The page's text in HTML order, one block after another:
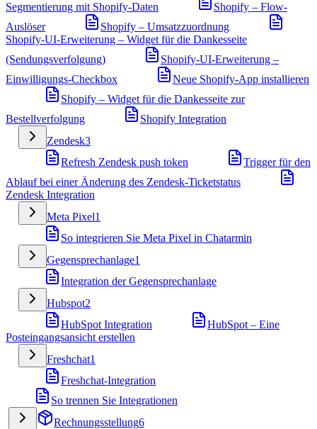
Segmentierung mit Shopify-Daten
Shopify – Flow-
Auslöser
Shopify – Umsatzzuordnung
Shopify-UI-Erweiterung – Widget für die Dankesseite
(Sendungsverfolgung)
Shopify-UI-Erweiterung –
Einwilligungs-Checkbox
Neue Shopify-App installieren
Shopify – Widget für die Dankesseite zur
Bestellverfolgung
Shopify Integration
Zendesk3
Refresh Zendesk push token
Trigger für den
Ablauf bei einer Änderung des Zendesk-Ticketstatus
Zendesk Integration
Meta Pixel1
So integrieren Sie Meta Pixel in Chatarmin
Gegensprechanlage1
Integration der Gegensprechanlage
Hubspot2
HubSpot Integration
HubSpot – Eine
Posteingangsansicht erstellen
Freshchat1
Freshchat-Integration
So trennen Sie Integrationen
Rechnungsstellung6